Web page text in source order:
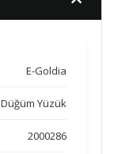
E-Goldia
Düğüm Yüzük
2000286